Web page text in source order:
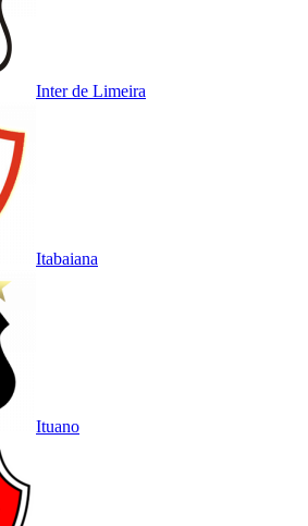
Inter de Limeira
Itabaiana
Ituano